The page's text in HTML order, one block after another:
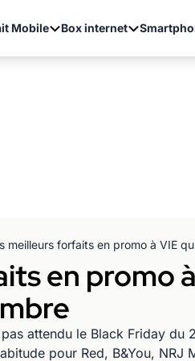
Mobile Box internet
en promo
attendu le Black Friday
pour Red, B&You,